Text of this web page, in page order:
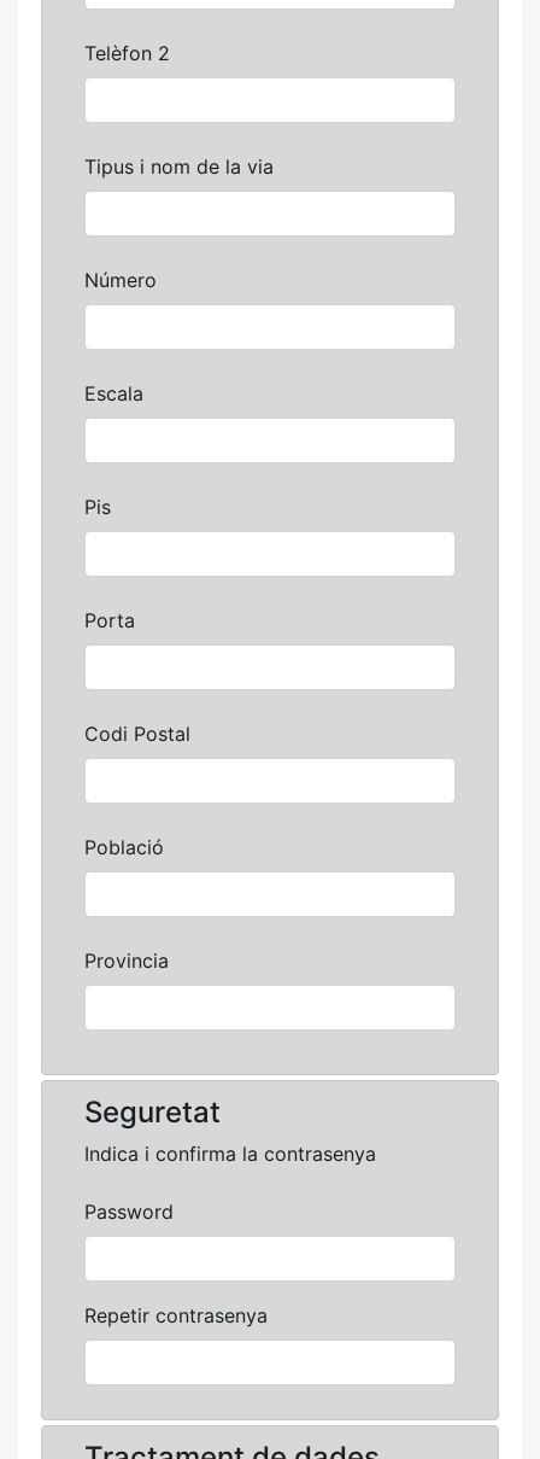
Telèfon 2
Tipus i nom de la via
Número
Escala
Pis
Porta
Codi Postal
Població
Provincia
Seguretat
Indica i confirma la contrasenya
Password
Repetir contrasenya